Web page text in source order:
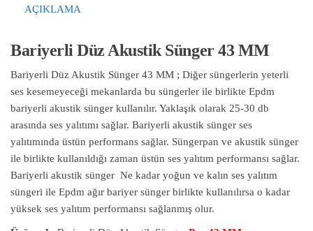
AÇIKLAMA
Bariyerli Düz Akustik Sünger 43 MM
Bariyerli Düz Akustik Sünger 43 MM ; Diğer süngerlerin yeterli
ses kesemeyeceği mekanlarda bu süngerler ile birlikte Epdm
bariyerli akustik sünger kullanılır. Yaklaşık olarak 25-30 db
arasında ses yalıtımı sağlar. Bariyerli akustik sünger ses
yalıtımında üstün performans sağlar. Süngerpan ve akustik sünger
ile birlikte kullanıldığı zaman üstün ses yalıtım performansı sağlar.
Bariyerli akustik sünger Ne kadar yoğun ve kalın ses yalıtım
süngeri ile Epdm ağır bariyer sünger birlikte kullanılırsa o kadar
yüksek ses yalıtım performansı sağlanmış olur.